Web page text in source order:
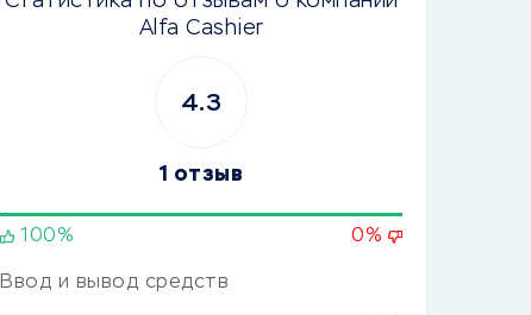
Alfa Cashier
4.3
1 отзыв
100% 0%
Ввод и вывод средств